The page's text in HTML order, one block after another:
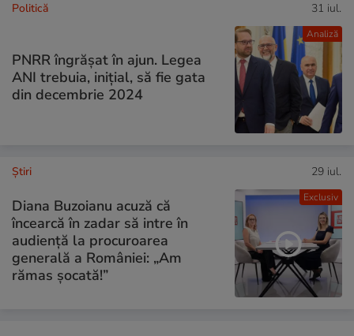
Analiză
Politică 31 iul.
PNRR îngrășat în ajun. Legea
ANI trebuia, inițial, să fie gata
din decembrie 2024
Exclusiv
Ştiri 29 iul.
Diana Buzoianu acuză că
încearcă în zadar să intre în
audiență la procuroarea
generală a României: „Am
rămas șocată!”